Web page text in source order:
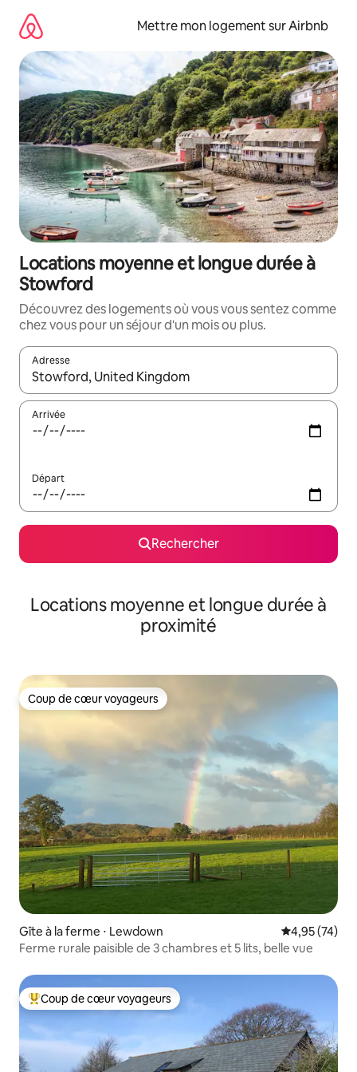
directement
contenu
Mettre mon logement sur Airbnb
Locations moyenne et longue durée à
Stowford
Découvrez des logements où vous vous sentez comme
chez vous pour un séjour d'un mois ou plus.
Adresse
Lorsque les résultats s'affichent, utilisez les flèches vers le
Arrivée
Départ
Rechercher
Locations moyenne et longue durée à
proximité
Coup de cœur voyageurs
Coup de cœur voyageurs
Gîte à la ferme ⋅ Lewdown Évaluation
4,95 (74)
Ferme rurale paisible de 3 chambres et 5 lits, belle vue
Coups de cœur voyageurs les plus appréciés
Coup de cœur voyageurs